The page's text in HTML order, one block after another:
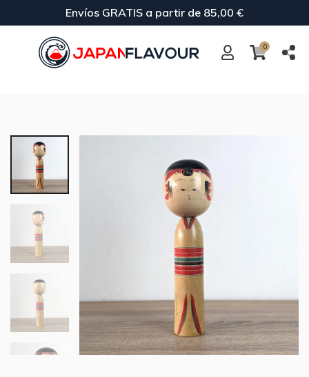
Envíos GRATIS a partir de 85,00 €
0